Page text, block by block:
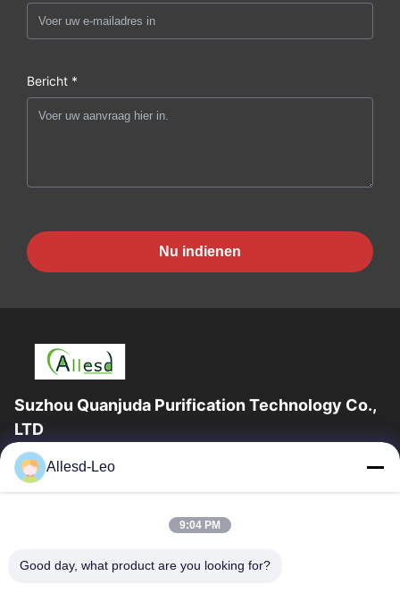
Bericht *
Nu indienen
Suzhou Quanjuda Purification Technology Co.,
LTD
16years ervaring, als belangrijke fabrikant en exporteur van
ESD & Cleanroom producten, bieden wij een volledige lijn van
Huis
Producten
Allesd-Leo
9:04 PM
Good day, what product are you looking for?